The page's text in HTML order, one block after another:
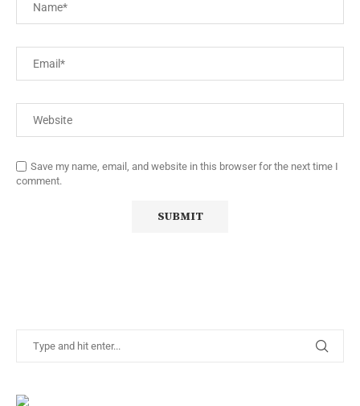
Save my name, email, and website in this browser for the next time I
comment.